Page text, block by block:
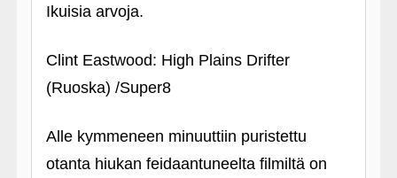
Ikuisia arvoja.
Clint Eastwood: High Plains Drifter
(Ruoska) /Super8
Alle kymmeneen minuuttiin puristettu
otanta hiukan feidaantuneelta filmiltä on